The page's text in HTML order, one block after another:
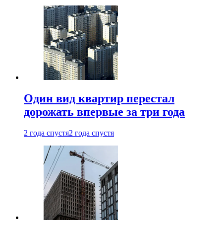
Один вид квартир перестал
дорожать впервые за три года
2 года спустя2 года спустя